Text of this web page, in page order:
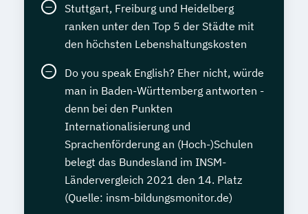
Stuttgart, Freiburg und Heidelberg
ranken unter den Top 5 der Städte mit
den höchsten Lebenshaltungskosten
Do you speak English? Eher nicht, würde
man in Baden-Württemberg antworten -
denn bei den Punkten
Internationalisierung und
Sprachenförderung an (Hoch-)Schulen
belegt das Bundesland im INSM-
Ländervergleich 2021 den 14. Platz
(Quelle: insm-bildungsmonitor.de)